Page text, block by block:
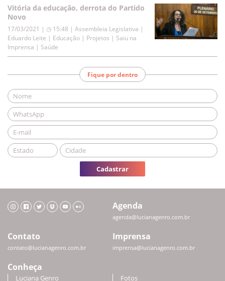
Vitória da educação, derrota do Partido
Novo
17/03/2021 | ◷ 15:48 | Assembleia Legislativa |
Eduardo Leite | Educação | Projetos | Saiu na
Imprensa | Saúde
Fique por dentro
Cadastrar
Agenda
agenda@lucianagenro.com.br
Contato
contato@lucianagenro.com.br
Imprensa
imprensa@lucianagenro.com.br
Conheça
Luciana Genro Fotos